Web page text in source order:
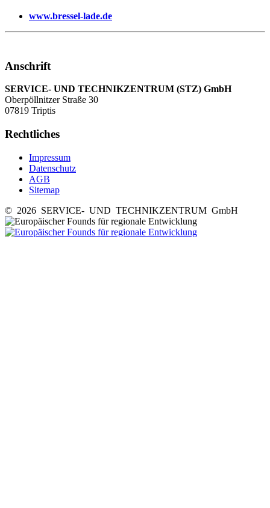
www.bressel-lade.de
Anschrift
SERVICE- UND TECHNIKZENTRUM (STZ) GmbH
Oberpöllnitzer Straße 30
07819 Triptis
Rechtliches
Impressum
Datenschutz
AGB
Sitemap
© 2026 SERVICE- UND TECHNIKZENTRUM GmbH